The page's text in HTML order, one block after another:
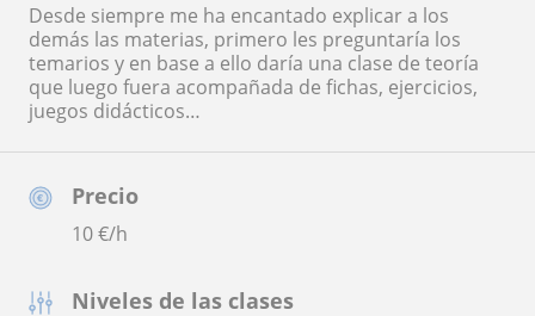
Precio
10€/h
Niveles de las clases
Desde siempre me ha encantado explicar a los
demás las materias, primero les preguntaría los
temarios y en base a ello daría una clase de teoría
que luego fuera acompañada de fichas, ejercicios,
juegos didácticos…